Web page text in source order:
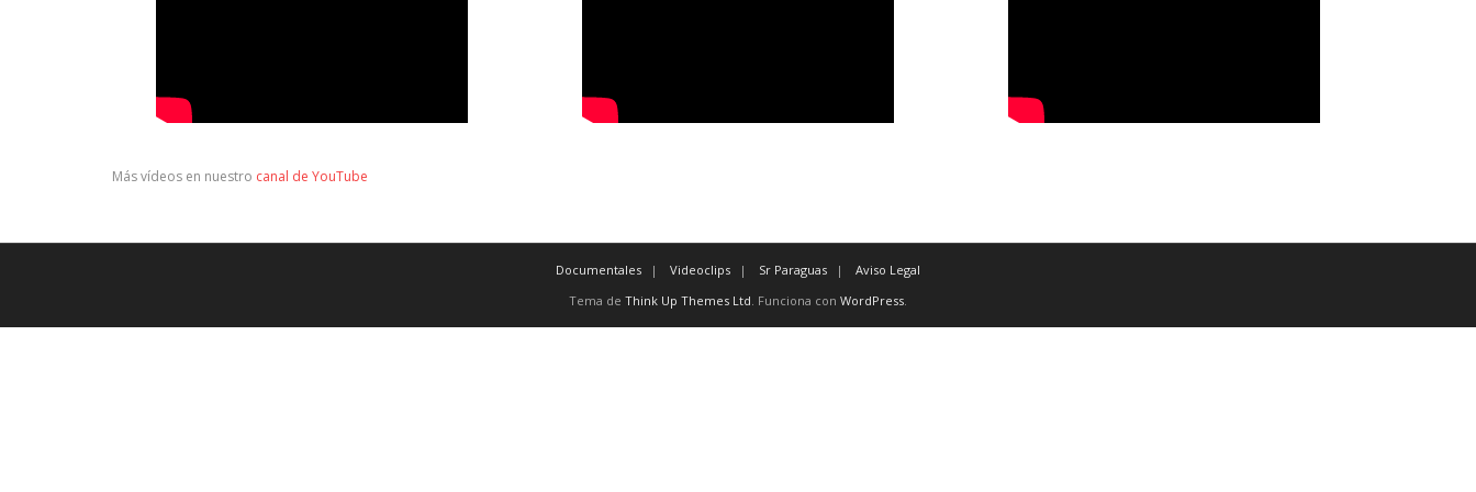
Más vídeos en nuestro canal de YouTube
Documentales Videoclips Sr Paraguas
Aviso Legal
Tema de Think Up Themes Ltd . Funciona con WordPress